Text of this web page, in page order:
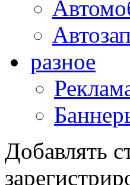
разное
Добавлять